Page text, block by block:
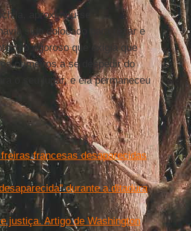
aproximou-se
sido colocado para rezar e
rigoroso que exigia que
primeiros a se despedir do
o seu lugar, e ela permaneceu
francesas desaparecidas
durante a ditadura
justiça. Artigo de Washington